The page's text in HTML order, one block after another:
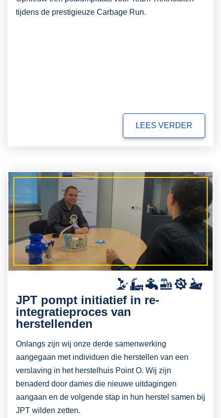
tijdens de prestigieuze Carbage Run.
LEES VERDER
JPT pompt initiatief in re-
integratieproces van
herstellenden
Onlangs zijn wij onze derde samenwerking
aangegaan met individuen die herstellen van een
verslaving in het herstelhuis Point O. Wij zijn
benaderd door dames die nieuwe uitdagingen
aangaan en de volgende stap in hun herstel samen bij
JPT wilden zetten.